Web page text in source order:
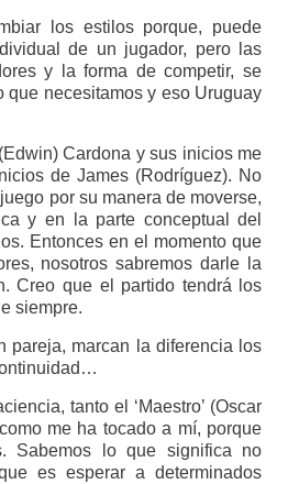
los estilos porque, puede
de un jugador, pero las
y la forma de competir, se
que necesitamos y eso Uruguay
Cardona y sus inicios me
de James (Rodríguez). No
por su manera de moverse,
y en la parte conceptual del
Entonces en el momento que
nosotros sabremos darle la
Creo que el partido tendrá los
siempre.
pareja, marcan la diferencia los
tanto el ‘Maestro’ (Oscar
me ha tocado a mí, porque
Sabemos lo que significa no
es esperar a determinados